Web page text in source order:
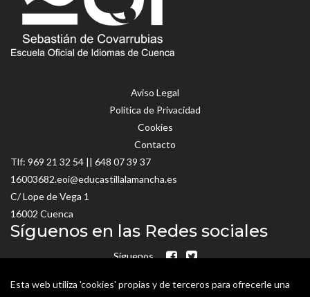
Esta web utiliza 'cookies' propias y de terceros para ofrecerle una
Aviso Legal
Política de Privacidad
Cookies
Contacto
Tlf: 969 21 32 54 || 648 07 39 37
16003682.eoi@educastillalamancha.es
C/ Lope de Vega 1
16002 Cuenca
Síguenos en las Redes sociales
Síguenos